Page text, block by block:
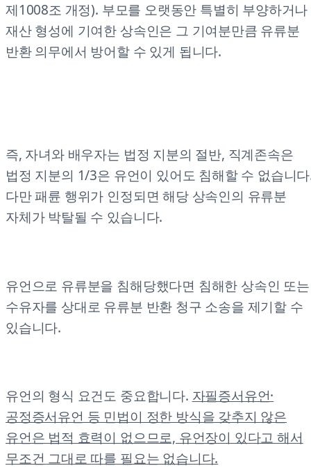
제1008조 개정). 부모를 오랫동안 특별히 부양하거나
재산 형성에 기여한 상속인은 그 기여분만큼 유류분
반환 의무에서 방어할 수 있게 됩니다.
즉, 자녀와 배우자는 법정 지분의 절반, 직계존속은
법정 지분의 1/3은 유언이 있어도 침해할 수 없습니
다만 패륜 행위가 인정되면 해당 상속인의 유류분
자체가 박탈될 수 있습니다.
유언으로 유류분을 침해당했다면 침해한 상속인 또는
수유자를 상대로 유류분 반환 청구 소송을 제기할 수
있습니다.
유언의 형식 요건도 중요합니다. 자필증서유언·
공정증서유언 등 민법이 정한 방식을 갖추지 않은
유언은 법적 효력이 없으므로, 유언장이 있다고 해서
무조건 그대로 따를 필요는 없습니다.